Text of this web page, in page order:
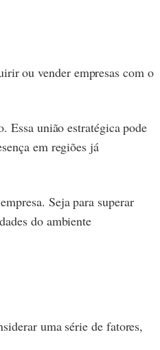
ou vender empresas com o
Essa união estratégica pode
em regiões já
Seja para superar
do ambiente
uma série de fatores,